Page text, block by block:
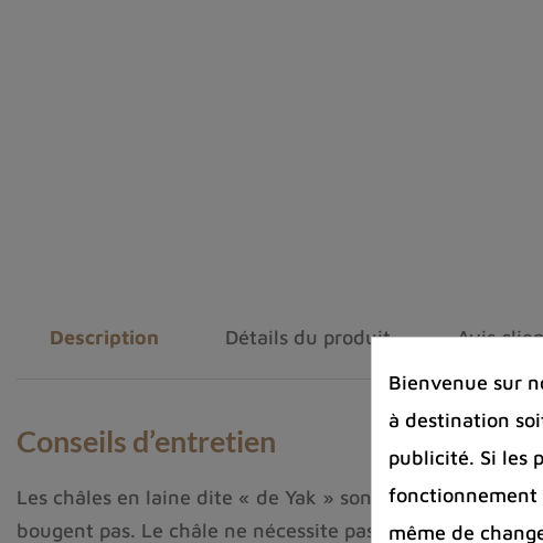
Description
Conseils d’entretien
Les châles en laine dite « de Yak » sont extrêmement
bougent pas. Le châle ne nécessite pas de repassage.
Détails du produit Avis
Bienvenue sur
à destination
publicité. Si les
fonctionnement
même de